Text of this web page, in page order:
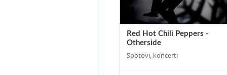
Red Hot Chili Peppers -
Otherside
Spotovi, koncerti